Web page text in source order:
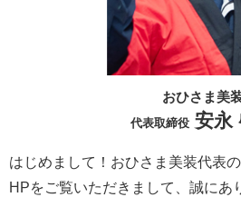
おひさま美
代表取締役安永
はじめまして！おひさま美装代表
HPをご覧いただきまして、誠にあ